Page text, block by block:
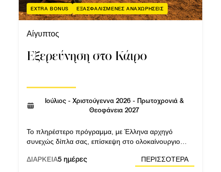
EXTRA BONUS ΕΞΑΣΦΑΛΙΣΜΕΝΕΣ ΑΝΑΧΩΡΗΣΕΙΣ
Αίγυπτος
Εξερεύνηση στο Κάιρο
Ιούλιος - Χριστούγεννα 2026 - Πρωτοχρονιά &
Θεοφάνεια 2027
Το πληρέστερο πρόγραμμα, με Έλληνα αρχηγό
συνεχώς δίπλα σας, επίσκεψη στο ολοκαίνουργιο
Αλεξάνδρεια.
ΔΙΑΡΚΕΙΑ5 ημέρες ΠΕΡΙΣΣΟΤΕΡΑ